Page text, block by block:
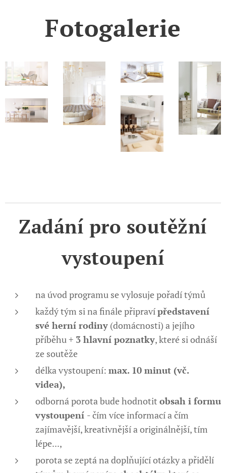
Fotogalerie
Zadání pro soutěžní
vystoupení
na úvod programu se vylosuje pořadí týmů
každý tým si na finále připravípředstavení
své herní rodiny (domácnosti) a jejího
příběhu + 3 hlavní poznatky, které si odnáší
ze soutěže
délka vystoupení: max. 10 minut (vč.
videa),
odborná porota bude hodnotit obsah i formu
vystoupení - čím více informací a čím
zajímavější, kreativnější a originálnější, tím
lépe...,
porota se zeptá na doplňující otázky a přidělí